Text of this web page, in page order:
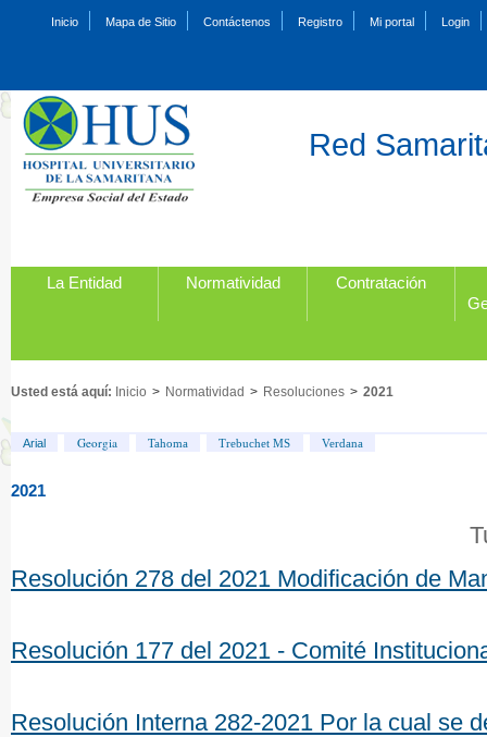
Inicio Mapa de Sitio Contáctenos Registro Mi portal Login
Red
La Entidad Normatividad
Contratación
Usted está aquí: Inicio > Normatividad > Resoluciones > 2021
Arial Georgia Tahoma Trebuchet MS Verdana
2021
Resolución 278 del 2021 Modificación de
Resolución 177 del 2021 - Comité
Resolución Interna 282-2021 Por la cual se